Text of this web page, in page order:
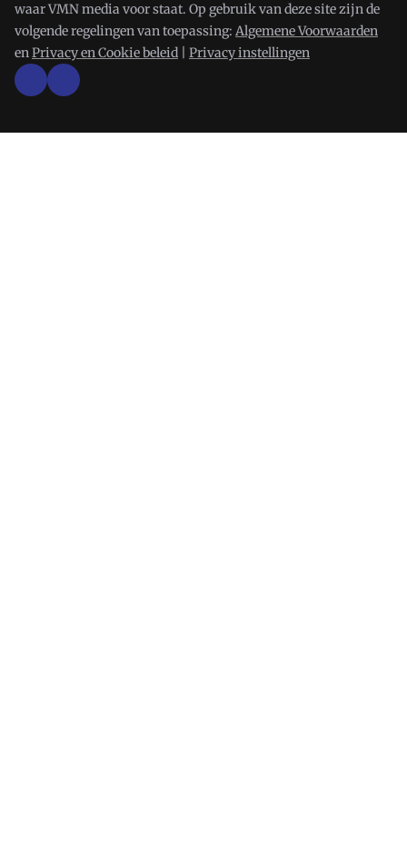
waar VMN media voor staat. Op gebruik van deze site zijn de
volgende regelingen van toepassing: Algemene Voorwaarden
enPrivacy en Cookie beleid Privacy instellingen